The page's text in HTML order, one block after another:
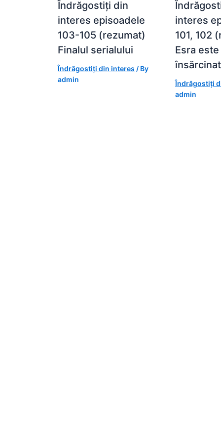
Îndrăgostiți din
interes episoadele
103-105 (rezumat)
Finalul serialului
Îndrăgostiți din interes / By
admin
interes
101, 102
Esra
Îndrăgostiți
admin